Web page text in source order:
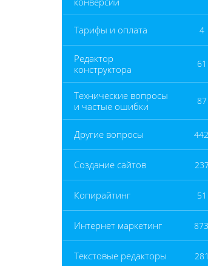
Тарифы и оплата 4
Редактор
конструктора
61
Технические вопросы
и частые ошибки
87
Другие вопросы
Создание сайтов
Копирайтинг 51
Интернет маркетинг
Текстовые редакторы 281